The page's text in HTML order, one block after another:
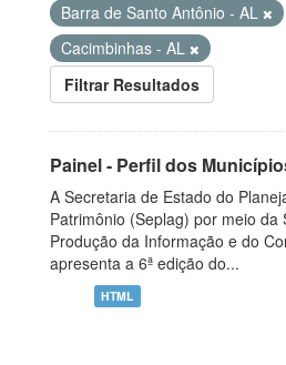
Barra de Santo Antônio - AL
Cacimbinhas - AL
Filtrar Resultados
Painel - Perfil dos
A Secretaria de Estado do
Patrimônio (Seplag) por meio da
Produção da Informação e do
apresenta a 6ª edição do...
HTML